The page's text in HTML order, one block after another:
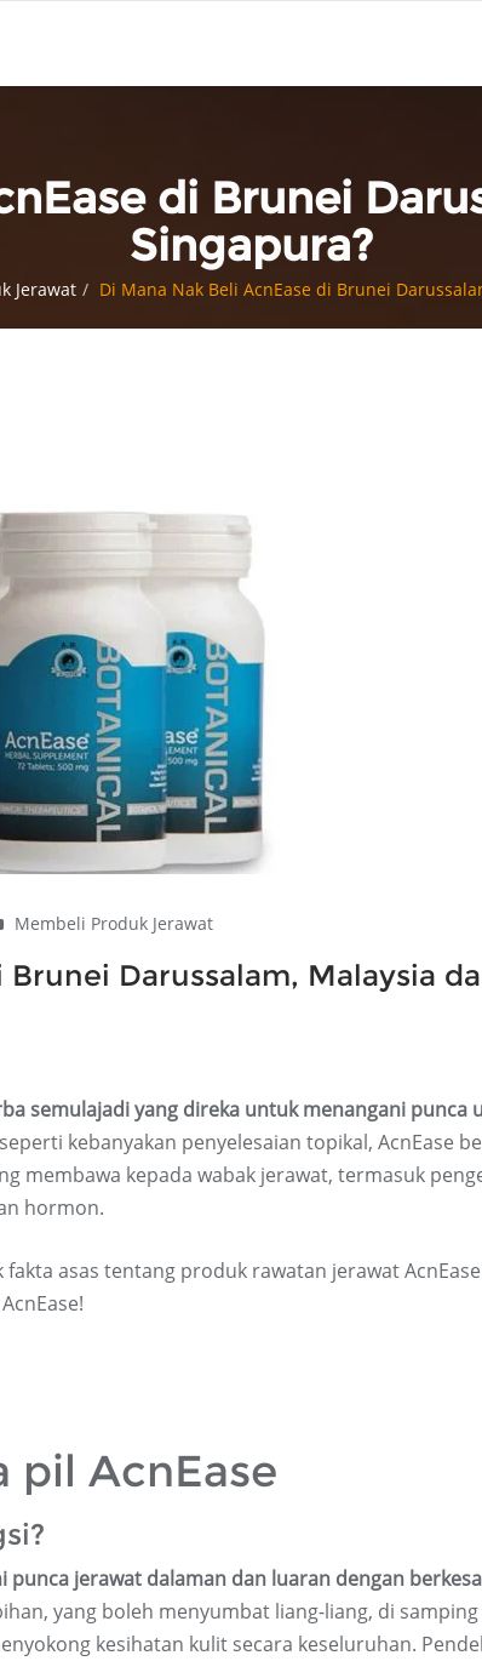
di Brunei
Singapura?
Jerawat Di Mana Nak Beli AcnEase di Brunei
Membeli Produk Jerawat
Darussalam, Malaysia
semulajadi yang direka untuk menangani punca
kebanyakan penyelesaian topikal, AcnEase
membawa kepada wabak jerawat, termasuk
hormon.
asas tentang produk rawatan jerawat
pil AcnEase
punca jerawat dalaman dan luaran dengan
yang boleh menyumbat liang-liang, di samping
kesihatan kulit secara keseluruhan.